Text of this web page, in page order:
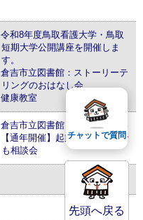
令和8年度鳥取看護大学・鳥取
短期大学公開講座を開催しま
す。
倉吉市立図書館：ストーリーテ
リングのおはなし会
健康教室
倉吉市立図書館：おはなしかい
【通年開催】起業・経営なんで
も相談会
先頭へ戻る
チャットで質問